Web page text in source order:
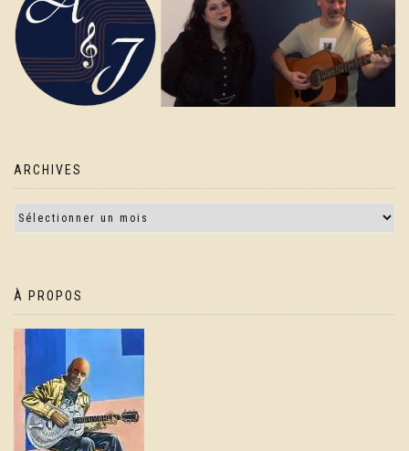
ARCHIVES
À PROPOS